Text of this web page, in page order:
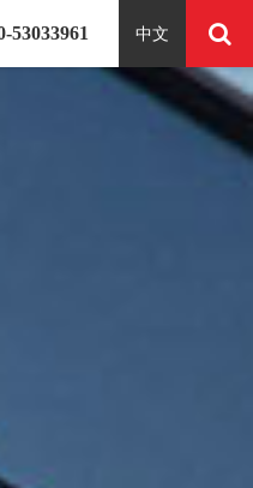
53033961 中文